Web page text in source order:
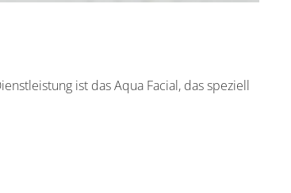
ist das Aqua Facial, das speziell